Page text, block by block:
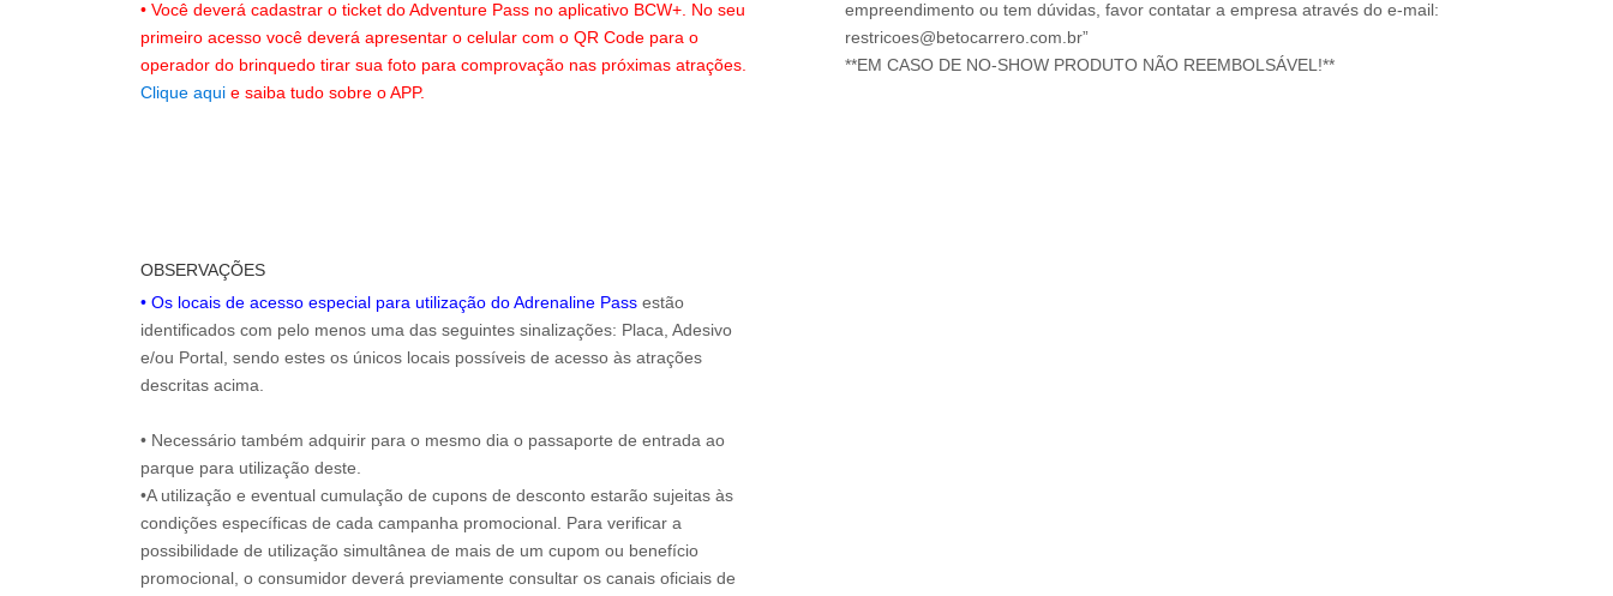
• Você deverá cadastrar o ticket do Adventure Pass no aplicativo BCW+. No seu
primeiro acesso você deverá apresentar o celular com o QR Code para o
operador do brinquedo tirar sua foto para comprovação nas próximas atrações.
Clique aqui e saiba tudo sobre o APP.
OBSERVAÇÕES
• Os locais de acesso especial para utilização do Adrenaline Pass estão
identificados com pelo menos uma das seguintes sinalizações: Placa, Adesivo
e/ou Portal, sendo estes os únicos locais possíveis de acesso às atrações
descritas acima.
• Necessário também adquirir para o mesmo dia o passaporte de entrada ao
parque para utilização deste.
•A utilização e eventual cumulação de cupons de desconto estarão sujeitas às
condições específicas de cada campanha promocional. Para verificar a
possibilidade de utilização simultânea de mais de um cupom ou benefício
promocional, o consumidor deverá previamente consultar os canais oficiais de
empreendimento ou tem dúvidas, favor contatar a empresa através do e-mail:
restricoes@betocarrero.com.br”